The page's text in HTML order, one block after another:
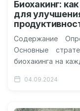
Биохакинг:
для
Содержание
Основные
биохакинга на
Практические…
04.09.2024